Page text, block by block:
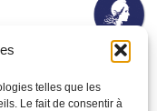
telles que les
Le fait de consentir à